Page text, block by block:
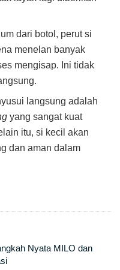
dari botol, perut si
menelan banyak
mengisap. Ini tidak
langsung adalah
yang sangat kuat
itu, si kecil akan
dan aman dalam
Nyata MILO dan